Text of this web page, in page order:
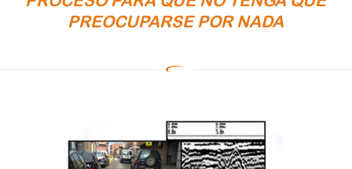
PREOCUPARSE POR NADA